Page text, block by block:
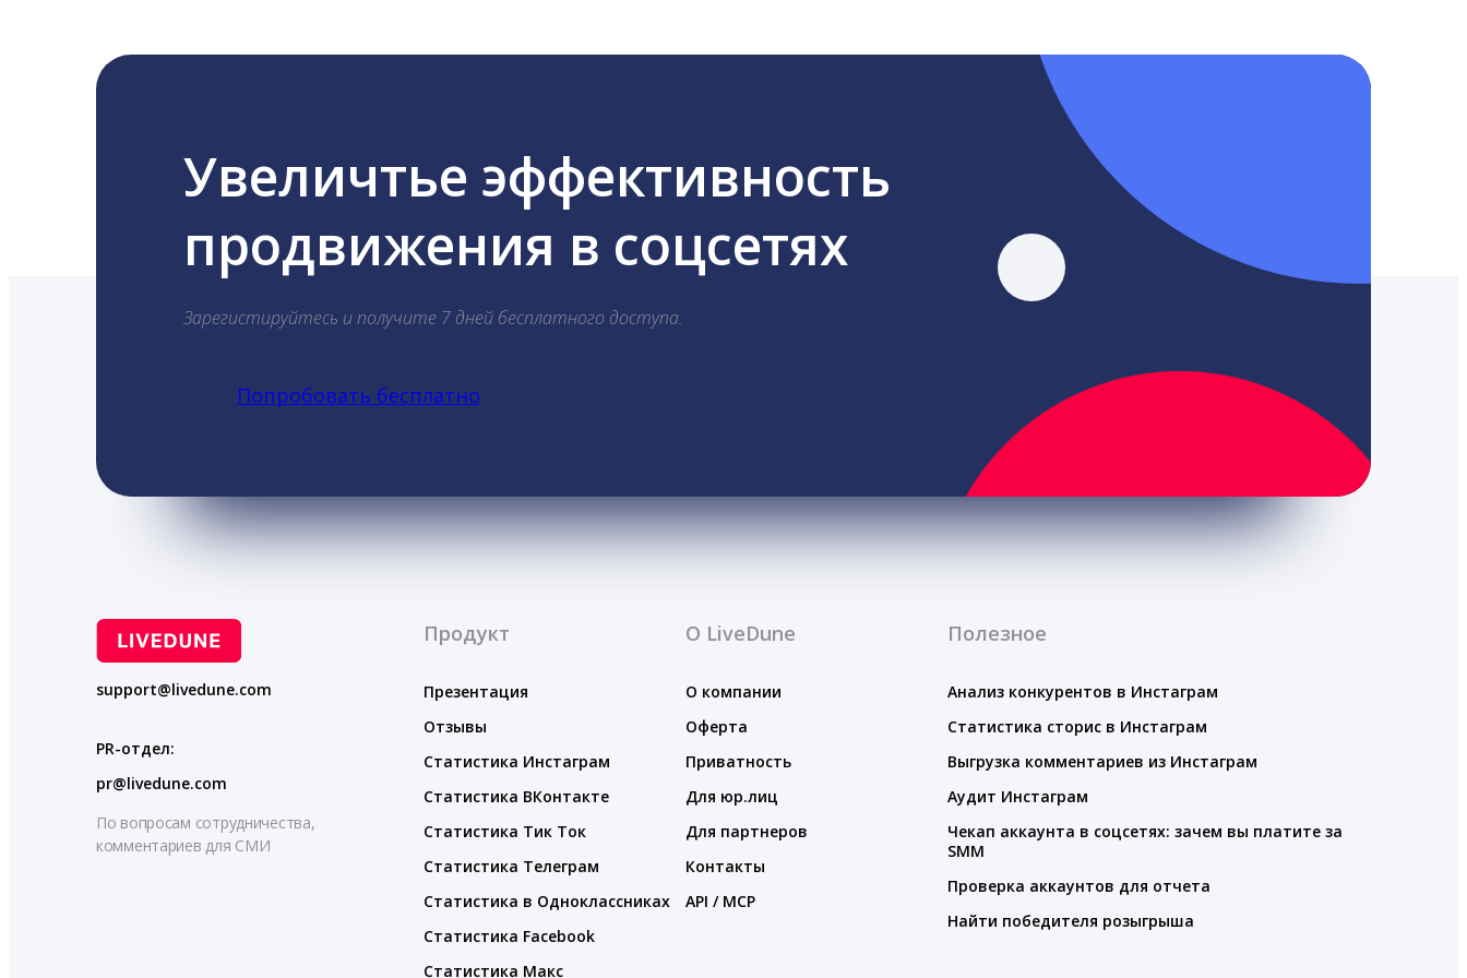
Увеличтье эффективность
продвижения в соцсетях
Зарегистируйтесь и получите 7 дней бесплатного доступа.
Попробовать бесплатно
support@livedune.com
PR-отдел:
pr@livedune.com
По вопросам сотрудничества,
комментариев для СМИ
Продукт
Презентация
Отзывы
Статистика Инстаграм
Статистика ВКонтакте
Статистика Тик Ток
Статистика Телеграм
Статистика в Одноклассниках
Статистика Facebook
Статистика Макс
О LiveDune
О компании
Оферта
Приватность
Для юр.лиц
Для партнеров
Контакты
API / MCP
Полезное
Анализ конкурентов в Инстаграм
Статистика сторис в Инстаграм
Выгрузка комментариев из Инстаграм
Аудит Инстаграм
Чекап аккаунта в соцсетях: зачем вы платите за
SMM
Проверка аккаунтов для отчета
Найти победителя розыгрыша